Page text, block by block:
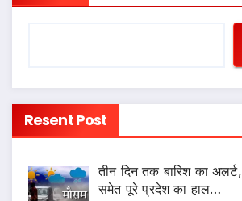
Resent Post
तीन दिन तक बारिश का अलर्ट,
समेत पूरे प्रदेश का हाल…